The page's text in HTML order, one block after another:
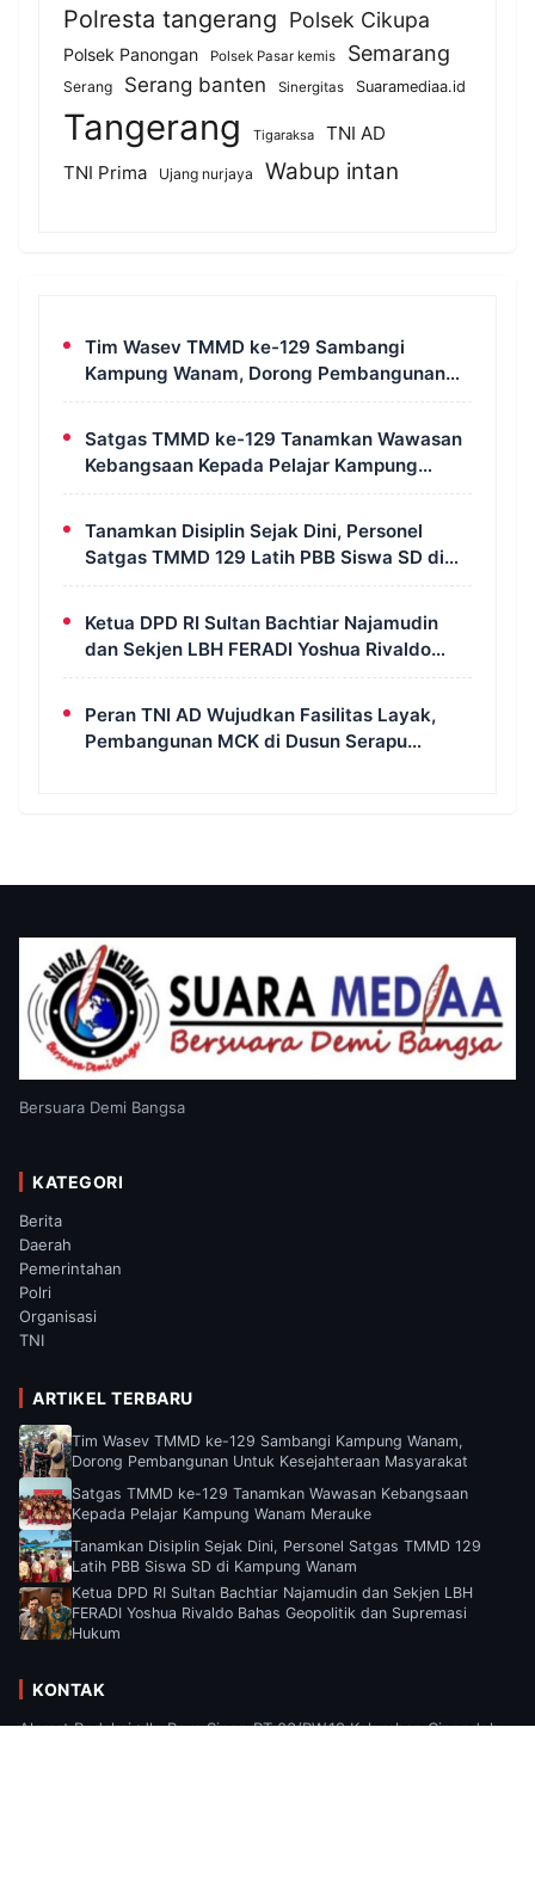
Polresta tangerang Polsek Cikupa
Polsek Panongan Polsek Pasar kemis Semarang
Serang Serang banten Sinergitas Suaramediaa.id
Tangerang Tigaraksa
TNI AD
TNI Prima
Ujang nurjaya Wabup intan
Tim Wasev TMMD ke-129 Sambangi
Kampung Wanam, Dorong Pembangunan
Untuk Kesejahteraan Masyarakat
Satgas TMMD ke-129 Tanamkan Wawasan
Kebangsaan Kepada Pelajar Kampung
Wanam Merauke
Tanamkan Disiplin Sejak Dini, Personel
Satgas TMMD 129 Latih PBB Siswa SD di
Kampung Wanam
Ketua DPD RI Sultan Bachtiar Najamudin
dan Sekjen LBH FERADI Yoshua Rivaldo
Bahas Geopolitik dan Supremasi Hukum
Peran TNI AD Wujudkan Fasilitas Layak,
Pembangunan MCK di Dusun Serapu
Bersuara Demi Bangsa
KATEGORI
Berita
Daerah
Pemerintahan
Polri
Organisasi
TNI
ARTIKEL TERBARU
Tim Wasev TMMD ke-129 Sambangi Kampung Wanam,
Dorong Pembangunan Untuk Kesejahteraan Masyarakat
Satgas TMMD ke-129 Tanamkan Wawasan Kebangsaan
Kepada Pelajar Kampung Wanam Merauke
Tanamkan Disiplin Sejak Dini, Personel Satgas TMMD 129
Latih PBB Siswa SD di Kampung Wanam
Ketua DPD RI Sultan Bachtiar Najamudin dan Sekjen LBH
FERADI Yoshua Rivaldo Bahas Geopolitik dan Supremasi
Hukum
KONTAK
Alamat Redaksi :Jln Raya Sipon RT.03/RW.19 Kelurahan Cipondoh,